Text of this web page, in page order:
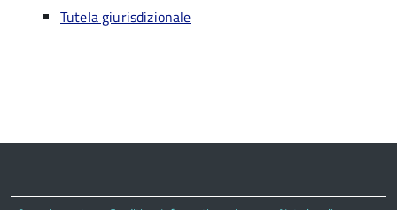
Tutela giurisdizionale